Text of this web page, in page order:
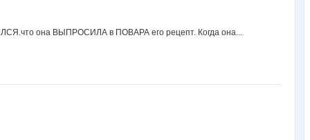
Ручки Сестричка Северянка Сламбус Стрекоза) СУ!!ПЕР
она ВЫПРОСИЛА в ПОВАРА его рецепт. Когда она...